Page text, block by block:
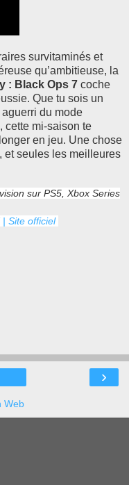
survitaminés et
qu’ambitieuse, la
: Black Ops 7 coche
Que tu sois un
du mode
cette mi-saison te
en jeu. Une chose
et seules les meilleures
sur PS5, Xbox Series
Site officiel
›
Web